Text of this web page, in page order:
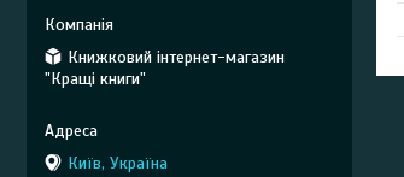
Книжковий інтернет-магазин
"Кращі книги"
Київ, Україна